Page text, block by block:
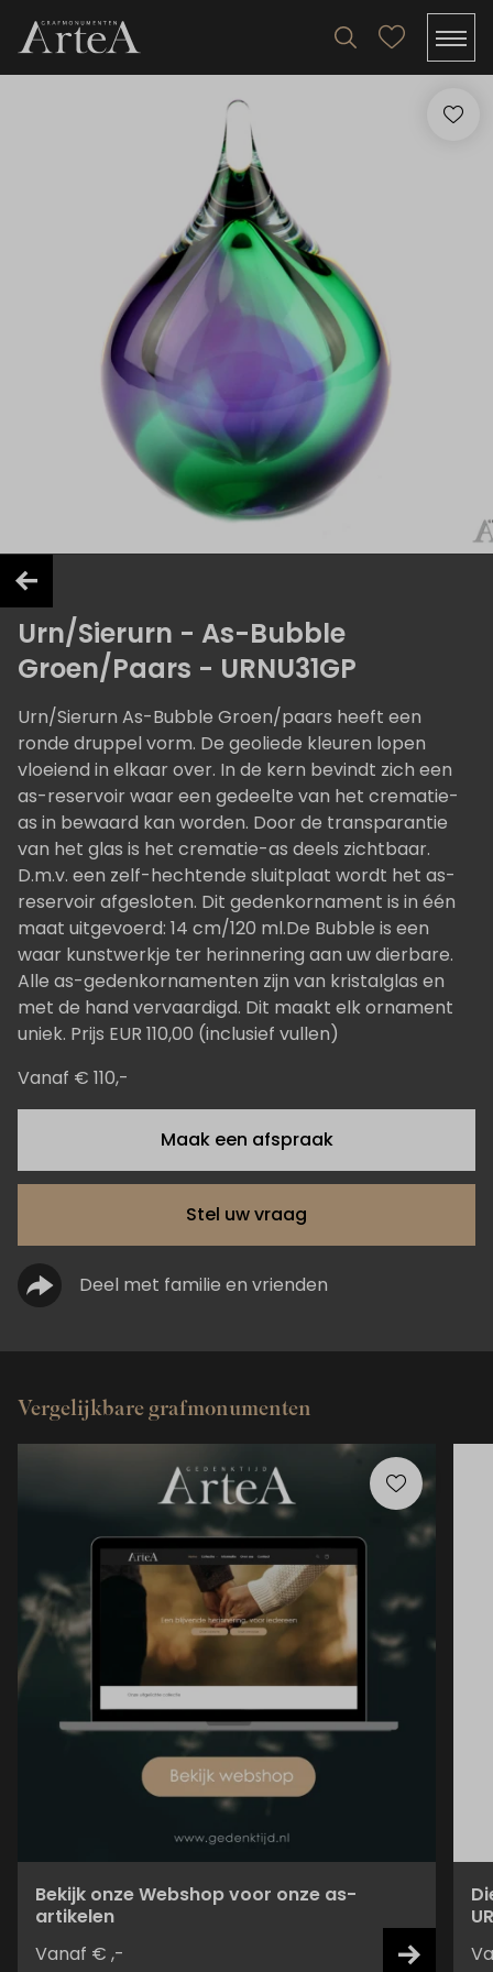
Urn/Sierurn - As-Bubble
Groen/Paars - URNU31GP
Urn/Sierurn As-Bubble Groen/paars heeft een
ronde druppel vorm. De geoliede kleuren lopen
vloeiend in elkaar over. In de kern bevindt zich een
as-reservoir waar een gedeelte van het crematie-
as in bewaard kan worden. Door de transparantie
van het glas is het crematie-as deels zichtbaar.
D.m.v. een zelf-hechtende sluitplaat wordt het as-
reservoir afgesloten. Dit gedenkornament is in één
maat uitgevoerd: 14 cm/120 ml.De Bubble is een
waar kunstwerkje ter herinnering aan uw dierbare.
Alle as-gedenkornamenten zijn van kristalglas en
met de hand vervaardigd. Dit maakt elk ornament
uniek. Prijs EUR 110,00 (inclusief vullen)
Vanaf € 110,-
Maak een afspraak
Stel uw vraag
Deel met familie en vrienden
Vergelijkbare grafmonumenten
Bekijk onze Webshop voor onze as-
artikelen
Vanaf € ,-